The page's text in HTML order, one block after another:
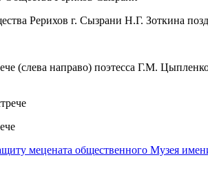
Рерихов г. Сызрани Н.Г. Зоткина
(слева направо) поэтесса Г.М.
мецената общественного Музея